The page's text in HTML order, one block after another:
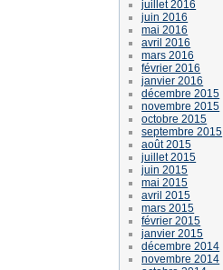
juillet 2016
juin 2016
mai 2016
avril 2016
mars 2016
février 2016
janvier 2016
décembre 2015
novembre 2015
octobre 2015
septembre 2015
août 2015
juillet 2015
juin 2015
mai 2015
avril 2015
mars 2015
février 2015
janvier 2015
décembre 2014
novembre 2014